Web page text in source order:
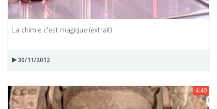
La chimie c'est magique (extrait)
30/11/2012
4:49